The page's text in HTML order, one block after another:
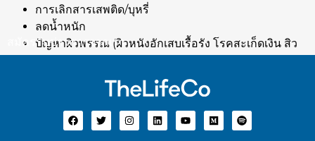
การเลิกสารเสพติด/บุหรี่
ลดน้ำหนัก
ปัญหาผิวพรรณ (ผิวหนังอักเสบเรื้อรัง โรคสะเก็ดเงิน สิว
สมัครรับข่าวสารจากเรา